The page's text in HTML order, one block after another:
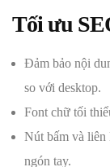
Tối ưu
Đảm bảo nội
so với desktop.
Font chữ tối
Nút bấm và liên
ngón tay.